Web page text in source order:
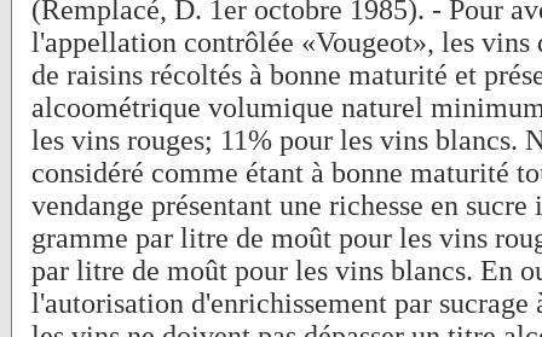
(Remplacé, D. 1er octobre 1985). - Pour
l'appellation contrôlée «Vougeot», les
de raisins récoltés à bonne maturité et
alcoométrique volumique naturel
les vins rouges; 11% pour les vins blancs.
considéré comme étant à bonne maturité
vendange présentant une richesse en
gramme par litre de moût pour les vins
par litre de moût pour les vins blancs. En
l'autorisation d'enrichissement par sucrage